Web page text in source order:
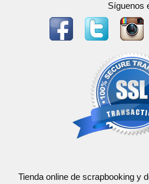
Síguenos
Tienda online de scrapbooking y